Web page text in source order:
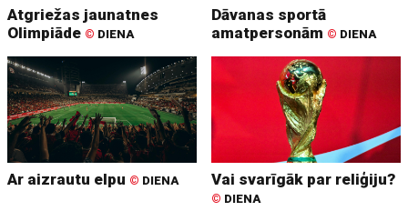
Atgriežas jaunatnes
Olimpiāde © DIENA
Dāvanas sportā
amatpersonām © DIENA
Ar aizrautu elpu © DIENA Vai svarīgāk par reliģiju?
© DIENA